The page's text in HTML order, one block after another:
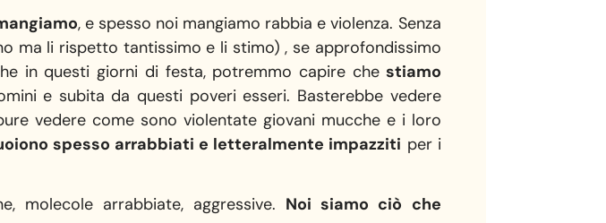
, e spesso noi mangiamo rabbia e violenza. Senza
ma li rispetto tantissimo e li stimo) , se approfondissimo
in questi giorni di festa, potremmo capire chestiamo
e subita da questi poveri esseri. Basterebbe vedere
vedere come sono violentate giovani mucche e i loro
spesso arrabbiati e letteralmente impazziti per i
molecole arrabbiate, aggressive. Noi siamo ciò che